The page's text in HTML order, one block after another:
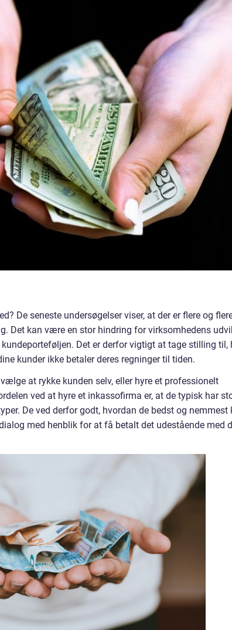
De seneste undersøgelser viser, at der er flere og
Det kan være en stor hindring for virksomhedens
Det er derfor vigtigt at tage stilling til,
kunder ikke betaler deres regninger til tiden.
at rykke kunden selv, eller hyre et professionelt
ved at hyre et inkassofirma er, at de typisk har
De ved derfor godt, hvordan de bedst og nemmest
med henblik for at få betalt det udestående med